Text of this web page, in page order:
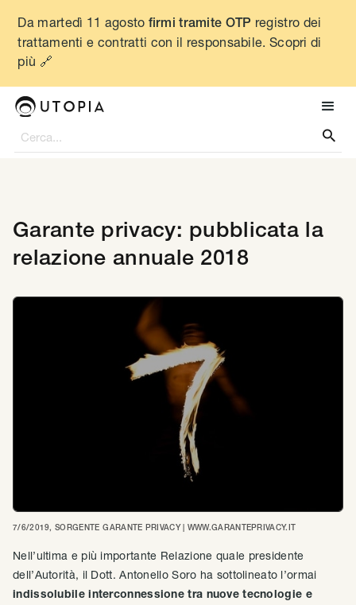
Da martedì 11 agosto firmi tramite OTP registro dei
trattamenti e contratti con il responsabile. Scopri di
più 🔗

Garante privacy: pubblicata la
relazione annuale 2018
7/6/2019, SORGENTE GARANTE PRIVACY | WWW.GARANTEPRIVACY.IT
Nell’ultima e più importante Relazione quale presidente
dell’Autorità, il Dott. Antonello Soro ha sottolineato l’ormai
indissolubile interconnessione tra nuove tecnologie e